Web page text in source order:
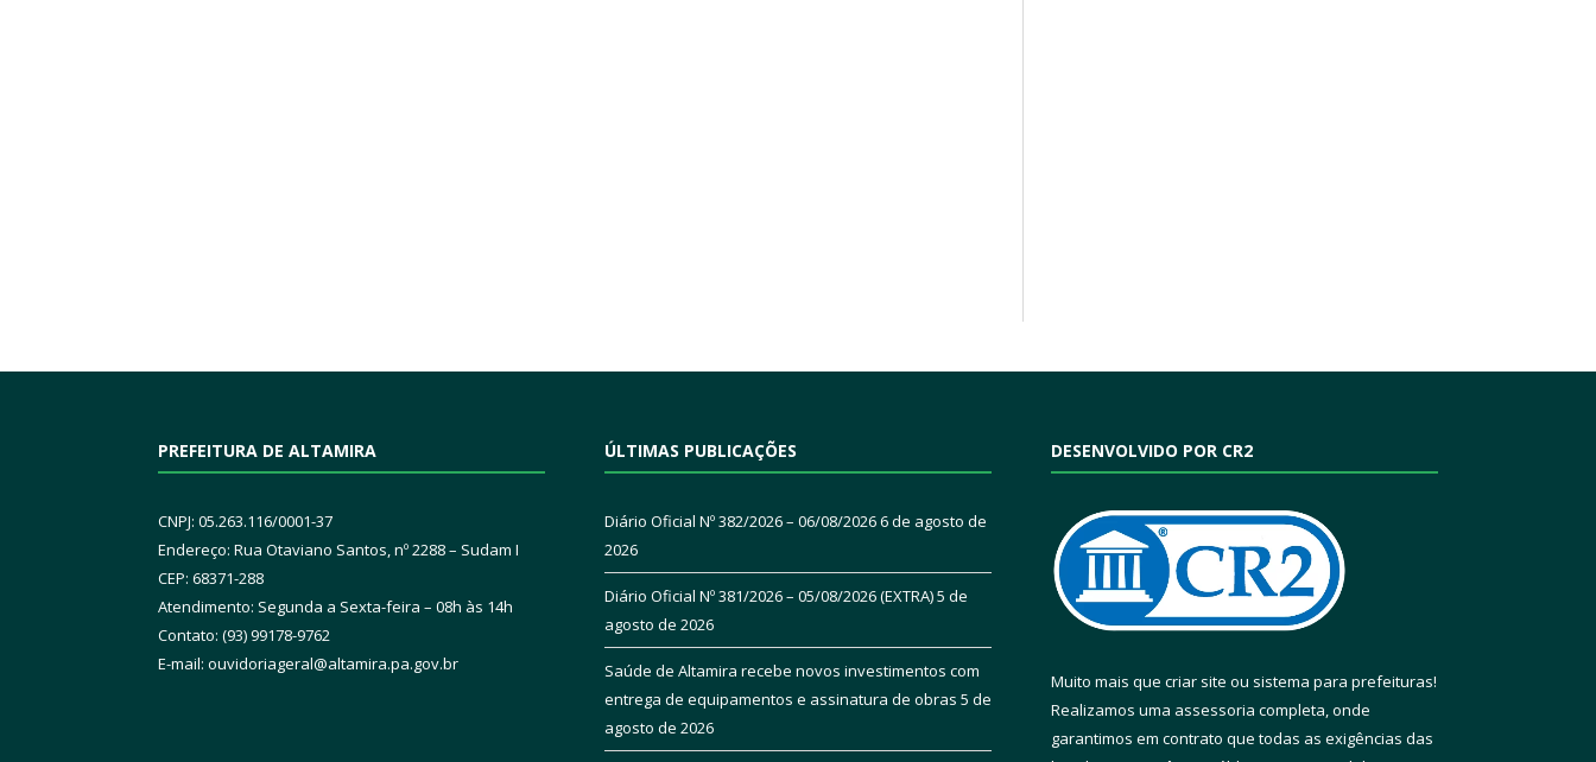
PREFEITURA DE ALTAMIRA
CNPJ: 05.263.116/0001-37
Endereço: Rua Otaviano Santos, nº 2288 – Sudam I
CEP: 68371-288
Atendimento: Segunda a Sexta-feira – 08h às 14h
Contato: (93) 99178-9762
E-mail: ouvidoriageral@altamira.pa.gov.br
ÚLTIMAS PUBLICAÇÕES
Diário Oficial Nº 382/2026 – 06/08/20266 de agosto de
2026
Diário Oficial Nº 381/2026 – 05/08/2026 (EXTRA)5 de
agosto de 2026
Saúde de Altamira recebe novos investimentos com
entrega de equipamentos e assinatura de obras 5 de
agosto de 2026
DESENVOLVIDO POR CR2
Muito mais que criar site ou sistema para prefeituras!
Realizamos uma assessoria completa, onde
garantimos em contrato que todas as exigências das